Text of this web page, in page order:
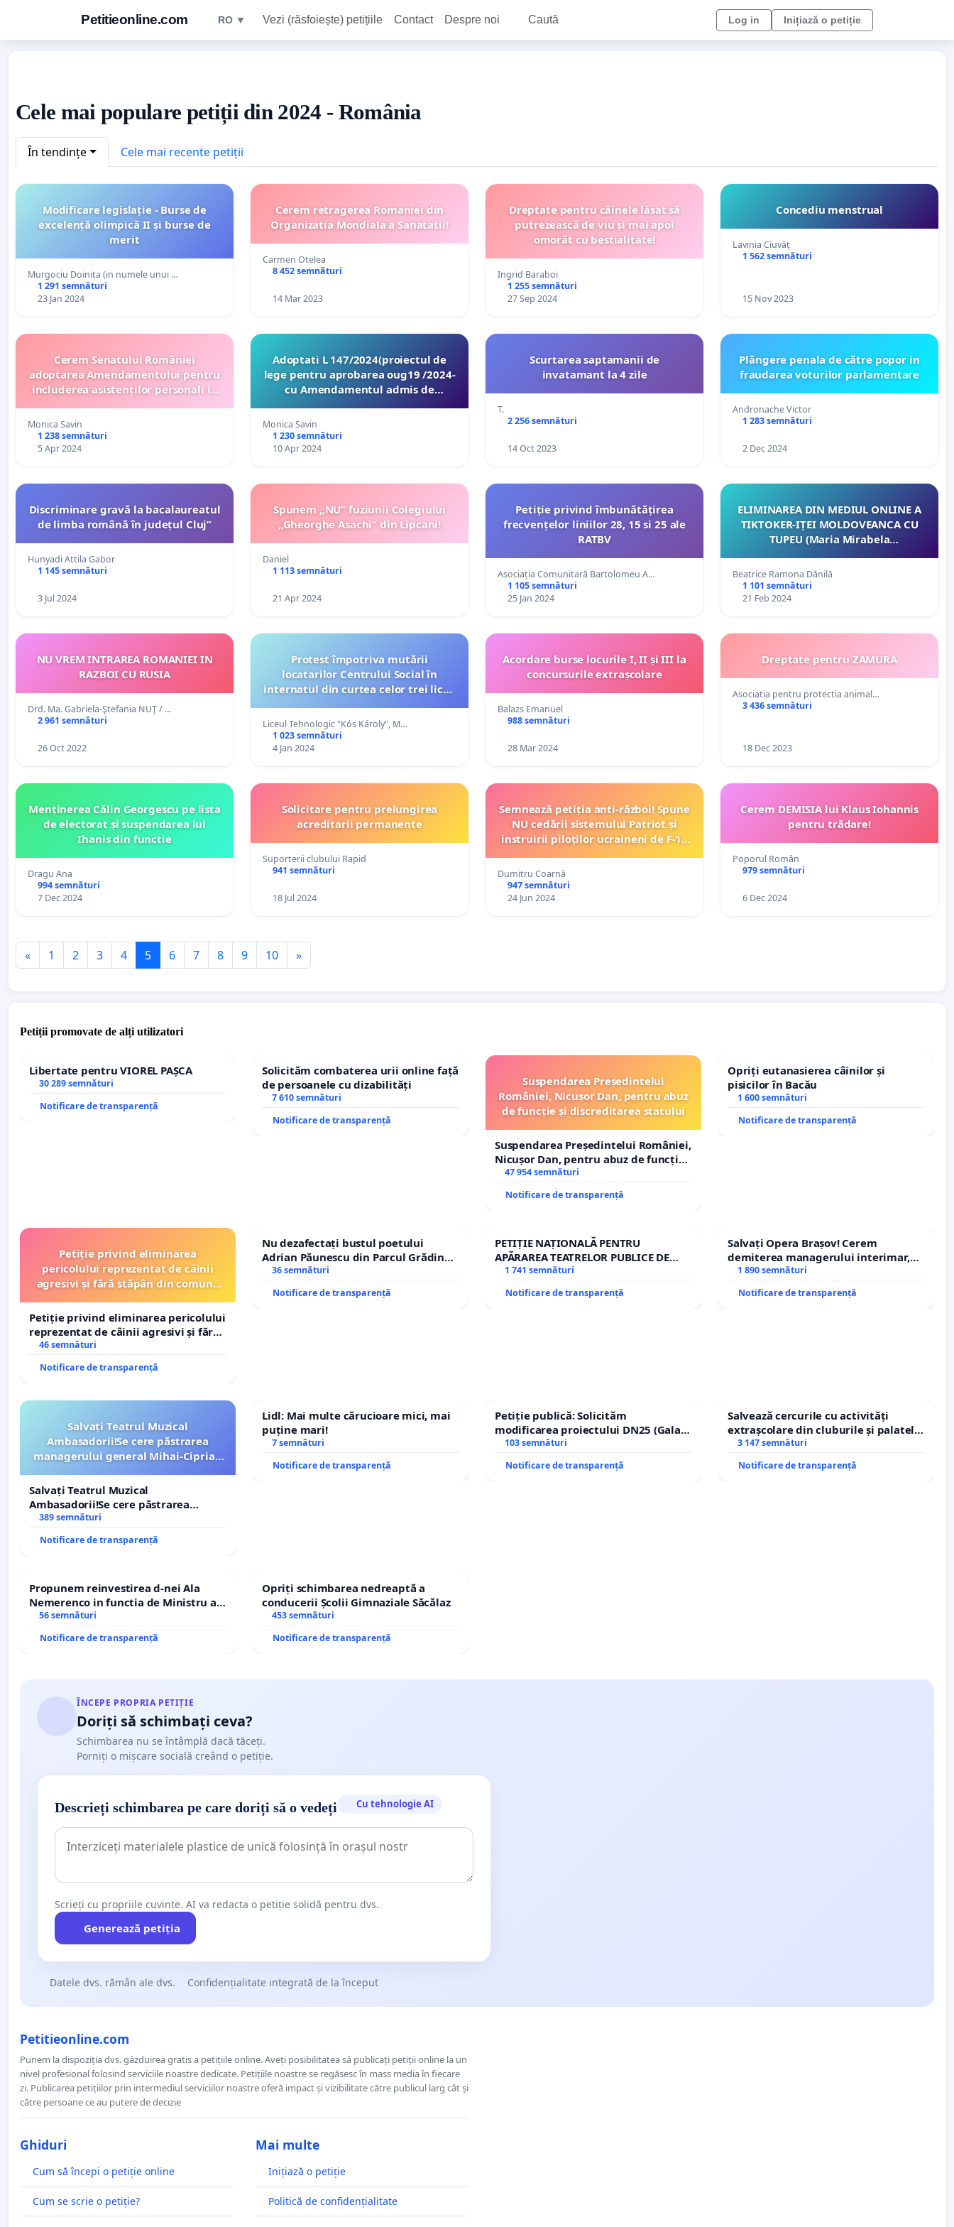
Petitieonline.com RO ▼ Vezi (răsfoiește) petițiile Contact Despre noi Caută Log in Inițiază o petiție
Cele mai populare petiții din 2024 - România
În tendințe Cele mai recente petiții
Modificare legislație - Burse de
excelență olimpică II și burse de
merit
Murgociu Doinita (in numele unui …
1 291 semnături
23 Jan 2024
Cerem retragerea Romaniei din
Organizatia Mondiala a Sanatatii!
Carmen Otelea
8 452 semnături
14 Mar 2023
Dreptate pentru câinele lăsat să
putrezească de viu și mai apoi
omorât cu bestialitate!
Ingrid Baraboi
1 255 semnături
27 Sep 2024
Concediu menstrual
Lavinia Ciuvăț
1 562 semnături
15 Nov 2023
Cerem Senatului României
adoptarea Amendamentului pentru
includerea asistenților personali in
Monica Savin
1 238 semnături
5 Apr 2024
Adoptati L 147/2024(proiectul de
lege pentru aprobarea oug19 /2024-
cu Amendamentul admis de
Monica Savin
1 230 semnături
10 Apr 2024
Scurtarea saptamanii de
invatamant la 4 zile
T.
2 256 semnături
14 Oct 2023
Plângere penala de către popor in
fraudarea voturilor parlamentare
Andronache Victor
1 283 semnături
2 Dec 2024
Discriminare gravă la bacalaureatul
de limba română în județul Cluj”
Hunyadi Attila Gabor
1 145 semnături
3 Jul 2024
Spunem ,,NU” fuziunii Colegiului
,,Gheorghe Asachi” din Lipcani!
Daniel
1 113 semnături
21 Apr 2024
Petiție privind îmbunătățirea
frecvențelor liniilor 28, 15 si 25 ale
RATBV
Asociația Comunitară Bartolomeu A…
1 105 semnături
25 Jan 2024
ELIMINAREA DIN MEDIUL ONLINE A
TIKTOKER-IȚEI MOLDOVEANCA CU
TUPEU (Maria Mirabela
Beatrice Ramona Dănilă
1 101 semnături
21 Feb 2024
NU VREM INTRAREA ROMANIEI IN
RAZBOI CU RUSIA
Drd. Ma. Gabriela-Ştefania NUŢ / …
2 961 semnături
26 Oct 2022
Protest împotriva mutării
locatarilor Centrului Social în
internatul din curtea celor trei licee
Liceul Tehnologic "Kós Károly", M…
1 023 semnături
4 Jan 2024
Acordare burse locurile I, II și III la
concursurile extrașcolare
Balazs Emanuel
988 semnături
28 Mar 2024
Dreptate pentru ZAMURA
Asociatia pentru protectia animal…
3 436 semnături
18 Dec 2023
Menținerea Călin Georgescu pe lista
de electorat și suspendarea lui
Ihanis din functie
Dragu Ana
994 semnături
7 Dec 2024
Solicitare pentru prelungirea
acreditarii permanente
Suporterii clubului Rapid
941 semnături
18 Jul 2024
Semnează petiția anti-război! Spune
NU cedării sistemului Patriot și
instruirii piloților ucraineni de F-16
Dumitru Coarnă
947 semnături
24 Jun 2024
Cerem DEMISIA lui Klaus Iohannis
pentru trădare!
Poporul Român
979 semnături
6 Dec 2024
« 1 2 3 4 5 6 7 8 9 10 »
Petiții promovate de alți utilizatori
Libertate pentru VIOREL PAȘCA
30 289 semnături
Notificare de transparență
Solicităm combaterea urii online față
de persoanele cu dizabilități
7 610 semnături
Notificare de transparență
Suspendarea Președintelui
României, Nicușor Dan, pentru abuz
de funcție și discreditarea statului
Suspendarea Președintelui României,
Nicușor Dan, pentru abuz de funcție
și discreditarea statului
47 954 semnături
Notificare de transparență
Opriți eutanasierea câinilor și
pisicilor în Bacău
1 600 semnături
Notificare de transparență
Petiție privind eliminarea
pericolului reprezentat de câinii
agresivi și fără stăpân din comuna
Petiție privind eliminarea pericolului
reprezentat de câinii agresivi și fără
stăpân din comuna Tunari
46 semnături
Notificare de transparență
Nu dezafectați bustul poetului
Adrian Păunescu din Parcul Grădina
Icoanei! Stop cenzurii culturale!
36 semnături
Notificare de transparență
PETIȚIE NAȚIONALĂ PENTRU
APĂRAREA TEATRELOR PUBLICE DE
REPERTORIU DIN ROMÂNIA
1 741 semnături
Notificare de transparență
Salvați Opera Brașov! Cerem
demiterea managerului interimar,
Petrean Lucian-Marius!
1 890 semnături
Notificare de transparență
Salvați Teatrul Muzical
Ambasadorii!Se cere păstrarea
managerului general Mihai-Ciprian
Salvați Teatrul Muzical
Ambasadorii!Se cere păstrarea
managerului general Mihai-Ciprian
ROGOJAN
389 semnături
Notificare de transparență
Lidl: Mai multe cărucioare mici, mai
puține mari!
7 semnături
Notificare de transparență
Petiție publică: Solicităm
modificarea proiectului DN25 (Galați
– Hanu Conachi) prin devierea
traseului în afara localităților!
103 semnături
Notificare de transparență
Salvează cercurile cu activități
extrașcolare din cluburile și palatele
copiilor
3 147 semnături
Notificare de transparență
Propunem reinvestirea d-nei Ala
Nemerenco in functia de Ministru al
Sanatatii
56 semnături
Notificare de transparență
Opriți schimbarea nedreaptă a
conducerii Școlii Gimnaziale Săcălaz
453 semnături
Notificare de transparență
ÎNCEPE PROPRIA PETIȚIE
Doriți să schimbați ceva?
Schimbarea nu se întâmplă dacă tăceți.
Porniți o mișcare socială creând o petiție.
Descrieți schimbarea pe care doriți să o vedeți Cu tehnologie AI
Scrieți cu propriile cuvinte. AI va redacta o petiție solidă pentru dvs.
Generează petiția
Datele dvs. rămân ale dvs. Confidențialitate integrată de la început
Petitieonline.com
Punem la dispoziția dvs. găzduirea gratis a petițiile online. Aveți posibilitatea să publicați petiții online la un
nivel profesional folosind serviciile noastre dedicate. Petițiile noastre se regăsesc în mass media în fiecare
zi. Publicarea petițiilor prin intermediul serviciilor noastre oferă impact și vizibilitate către publicul larg cât și
către persoane ce au putere de decizie
Ghiduri
Cum să începi o petiție online
Cum se scrie o petiție?
Mai multe
Inițiază o petiție
Politică de confidențialitate